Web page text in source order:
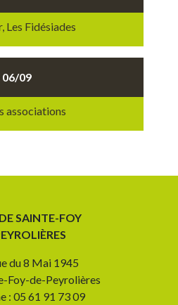
Les Fidésiades
06/09
associations
SAINTE-FOY
du 8 Mai 1945
Foy-de-Peyrolières
: 05 61 91 73 09